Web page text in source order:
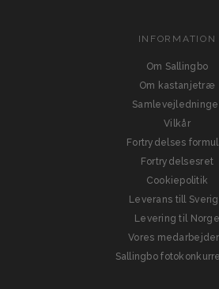
INFORMATION
Om Sallingbo
Om kastanjetræ
Vilkår
Fortrydelses
Fortrydelsesret
Cookiepolitik
Leverans till
Levering til Norge
Vores
Sallingbo